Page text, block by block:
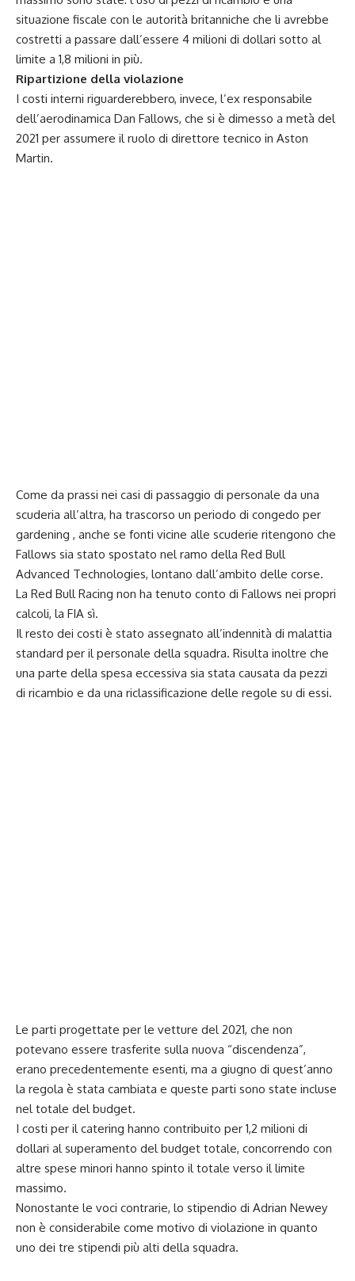
situazione fiscale con le autorità britanniche che li avrebbe
costretti a passare dall’essere 4 milioni di dollari sotto al
limite a 1,8 milioni in più.
Ripartizione della violazione
I costi interni riguarderebbero, invece, l’ex responsabile
dell’aerodinamica Dan Fallows, che si è dimesso a metà del
2021 per assumere il ruolo di direttore tecnico in Aston
Martin.
Come da prassi nei casi di passaggio di personale da una
scuderia all’altra, ha trascorso un periodo di congedo per
gardening , anche se fonti vicine alle scuderie ritengono che
Fallows sia stato spostato nel ramo della Red Bull
Advanced Technologies, lontano dall’ambito delle corse.
La Red Bull Racing non ha tenuto conto di Fallows nei propri
calcoli, la FIA sì.
Il resto dei costi è stato assegnato all’indennità di malattia
standard per il personale della squadra. Risulta inoltre che
una parte della spesa eccessiva sia stata causata da pezzi
di ricambio e da una riclassificazione delle regole su di essi.
Le parti progettate per le vetture del 2021, che non
potevano essere trasferite sulla nuova “discendenza”,
erano precedentemente esenti, ma a giugno di quest’anno
la regola è stata cambiata e queste parti sono state incluse
nel totale del budget.
I costi per il catering hanno contribuito per 1,2 milioni di
dollari al superamento del budget totale, concorrendo con
altre spese minori hanno spinto il totale verso il limite
massimo.
Nonostante le voci contrarie, lo stipendio di Adrian Newey
non è considerabile come motivo di violazione in quanto
uno dei tre stipendi più alti della squadra.